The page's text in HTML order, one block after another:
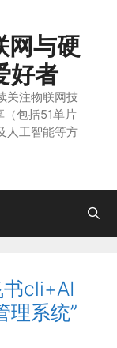
网与硬
好者
关注物联网技
（包括51单片
人工智能等方
cli+AI
理系统”